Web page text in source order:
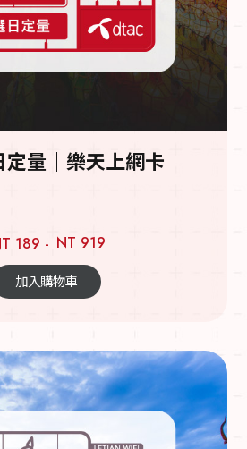
定量｜樂天上網卡
189 - NT 919
加入購物車